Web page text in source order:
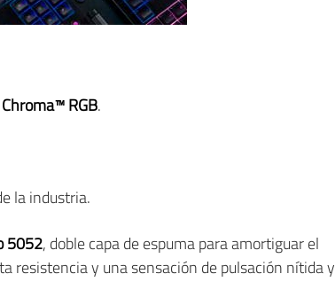
RGB.
la industria.
5052, doble capa de espuma para amortiguar el
resistencia y una sensación de pulsación nítida y